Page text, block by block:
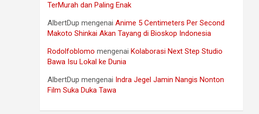
TerMurah dan Paling Enak
AlbertDup mengenaiAnime 5 Centimeters Per Second
Makoto Shinkai Akan Tayang di Bioskop Indonesia
Rodolfoblomo mengenai Kolaborasi Next Step Studio
Bawa Isu Lokal ke Dunia
AlbertDup mengenai Indra Jegel Jamin Nangis Nonton
Film Suka Duka Tawa